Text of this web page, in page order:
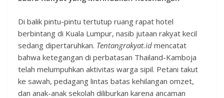
Di balik pintu-pintu tertutup ruang rapat hotel
berbintang di Kuala Lumpur, nasib jutaan rakyat kecil
sedang dipertaruhkan. Tentangrakyat.id mencatat
bahwa ketegangan di perbatasan Thailand-Kamboja
telah melumpuhkan aktivitas warga sipil. Petani takut
ke sawah, pedagang lintas batas kehilangan omzet,
dan anak-anak sekolah diliburkan karena ancaman